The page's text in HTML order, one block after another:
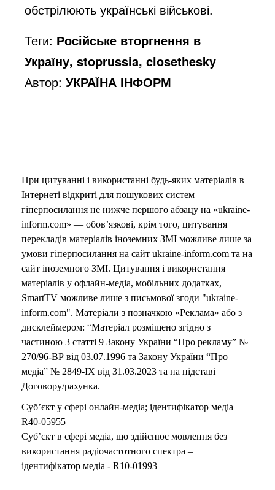
обстрілюють українські військові.
Теги: Російське вторгнення в
Україну, stoprussia, closethesky
Автор:УКРАЇНА ІНФОРМ
При цитуванні і використанні будь-яких матеріалів в
Інтернеті відкриті для пошукових систем
гіперпосилання не нижче першого абзацу на «ukraine-
inform.com» — обов’язкові, крім того, цитування
перекладів матеріалів іноземних ЗМІ можливе лише за
умови гіперпосилання на сайт ukraine-inform.com та на
сайт іноземного ЗМІ. Цитування і використання
матеріалів у офлайн-медіа, мобільних додатках,
SmartTV можливе лише з письмової згоди "ukraine-
inform.com". Матеріали з позначкою «Реклама» або з
дисклеймером: “Матеріал розміщено згідно з
частиною 3 статті 9 Закону України “Про рекламу” №
270/96-ВР від 03.07.1996 та Закону України “Про
медіа” № 2849-IX від 31.03.2023 та на підставі
Договору/рахунка.
Суб’єкт у сфері онлайн-медіа; ідентифікатор медіа –
R40-05955
Суб’єкт в сфері медіа, що здійснює мовлення без
використання радіочастотного спектра –
ідентифікатор медіа - R10-01993